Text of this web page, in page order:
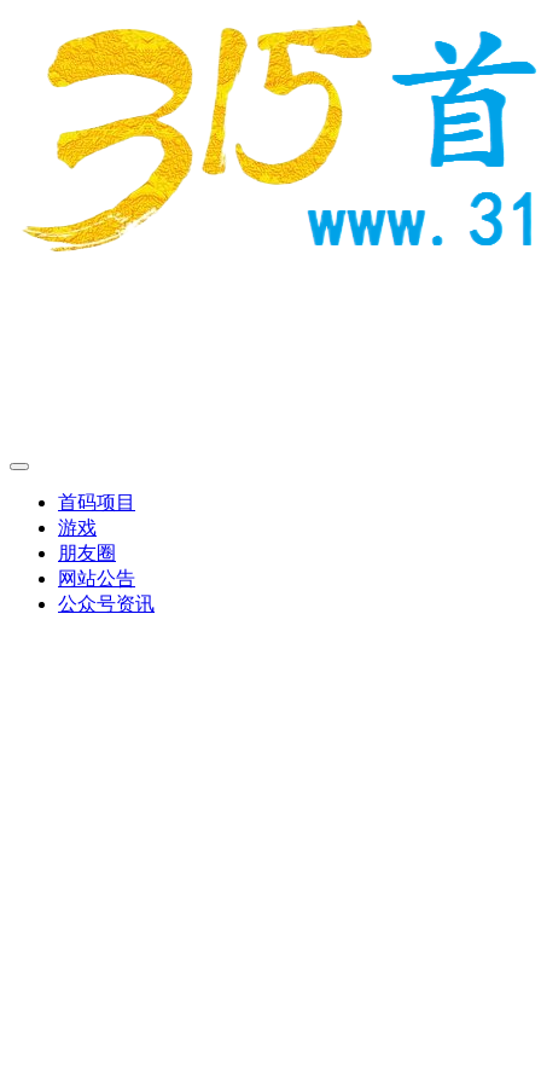
首码项目
游戏
朋友圈
网站公告
公众号资讯